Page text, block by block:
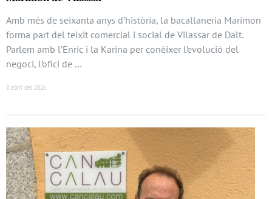
Amb més de seixanta anys d’història, la bacallaneria Marimon
forma part del teixit comercial i social de Vilassar de Dalt.
Parlem amb l’Enric i la Karina per conèixer l’evolució del
negoci, l’ofici de …
8 abril del 2026